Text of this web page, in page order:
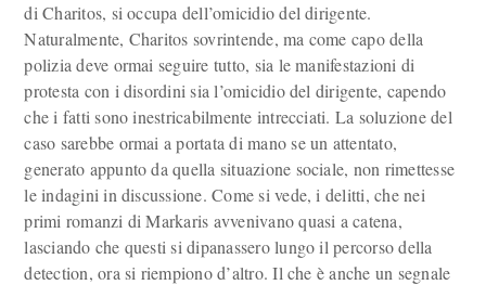
di Charitos, si occupa dell’omicidio del dirigente.
Naturalmente, Charitos sovrintende, ma come capo della
polizia deve ormai seguire tutto, sia le manifestazioni di
protesta con i disordini sia l’omicidio del dirigente, capendo
che i fatti sono inestricabilmente intrecciati. La soluzione del
caso sarebbe ormai a portata di mano se un attentato,
generato appunto da quella situazione sociale, non rimettesse
le indagini in discussione. Come si vede, i delitti, che nei
primi romanzi di Markaris avvenivano quasi a catena,
lasciando che questi si dipanassero lungo il percorso della
detection, ora si riempiono d’altro. Il che è anche un segnale